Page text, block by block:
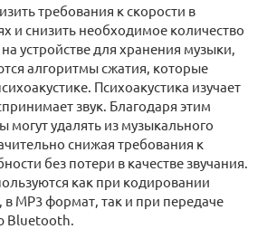
требования к скорости в
и снизить необходимое количество
устройстве для хранения музыки,
алгоритмы сжатия, которые
Психоакустика изучает
звук. Благодаря этим
могут удалять из музыкального
снижая требования к
без потери в качестве звучания.
как при кодировании
MP3 формат, так и при передаче
Bluetooth.